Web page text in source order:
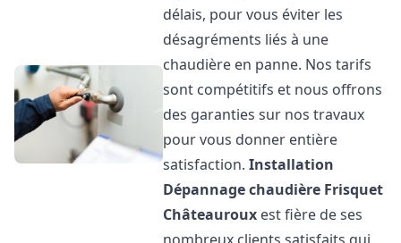
délais, pour vous éviter les
désagréments liés à une
chaudière en panne. Nos tarifs
sont compétitifs et nous offrons
des garanties sur nos travaux
pour vous donner entière
satisfaction.Installation
Dépannage chaudière Frisquet
Châteauroux est fière de ses